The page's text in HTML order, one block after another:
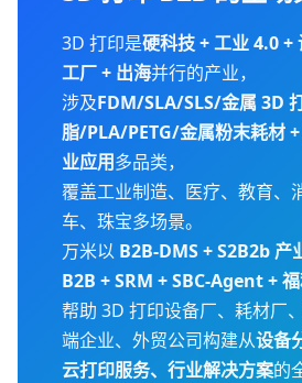
3D 打印是硬科技 + 工业 4.0 +
工厂 + 出海并行的产业，
涉及FDM/SLA/SLS/金属 3D
脂/PLA/PETG/金属粉末耗材
业应用多品类，
覆盖工业制造、医疗、教育、
车、珠宝多场景。
万米以 B2B-DMS + S2B2b 产
B2B + SRM + SBC-Agent +
帮助 3D 打印设备厂、耗材厂
端企业、外贸公司构建从设备
云打印服务、行业解决方案的